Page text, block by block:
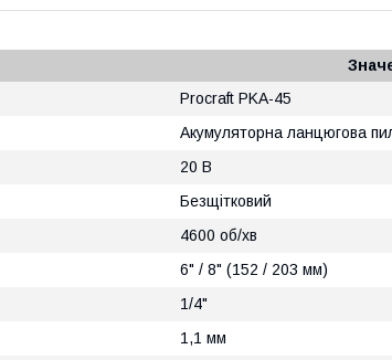
Procraft PKA-45
Акумуляторна ланцюгова
20 В
Безщітковий
4600 об/хв
6" / 8" (152 / 203 мм)
1/4"
1,1 мм